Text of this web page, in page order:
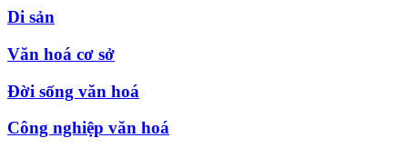
Di sản
Văn hoá cơ sở
Đời sống văn hoá
Công nghiệp văn hoá